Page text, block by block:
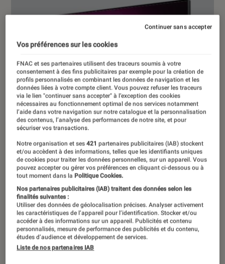
Lumineux, réactif : TCL a créé l’écran
gamer ultime avec Gentle Mates
ACTU
Gaming • 26 mai. 2025
Vos préférences sur les cookies
FNAC et ses partenaires utilisent des traceurs soumis à votre
consentement à des fins publicitaires par exemple pour la création de
profils personnalisés en combinant les données de navigation et les
données liées à votre compte client. Vous pouvez refuser les traceurs
via le lien "continuer sans accepter" à l’exception des cookies
nécessaires au fonctionnement optimal de nos services notamment
l’aide dans votre navigation sur notre catalogue et la personnalisation
des contenus, l’analyse des performances de notre site, et pour
sécuriser vos transactions.
Notre organisation et ses421 partenaires publicitaires (IAB) stockent
et/ou accèdent à des informations, telles que les identifiants uniques
de cookies pour traiter les données personnelles, sur un appareil. Vous
pouvez accepter ou gérer vos préférences en cliquant ci-dessous ou à
tout moment dans la Politique Cookies.
Nos partenaires publicitaires (IAB) traitent des données selon les
finalités suivantes :
Utiliser des données de géolocalisation précises. Analyser activement
les caractéristiques de l’appareil pour l’identification. Stocker et/ou
accéder à des informations sur un appareil. Publicités et contenu
personnalisés, mesure de performance des publicités et du contenu,
études d’audience et développement de services.
Liste de nos partenaires IAB
Continuer sans accepter